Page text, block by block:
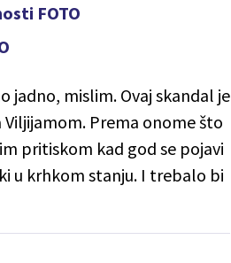
FOTO
jadno, mislim. Ovaj skandal je
Viljijamom. Prema onome što
pritiskom kad god se pojavi
u krhkom stanju. I trebalo bi